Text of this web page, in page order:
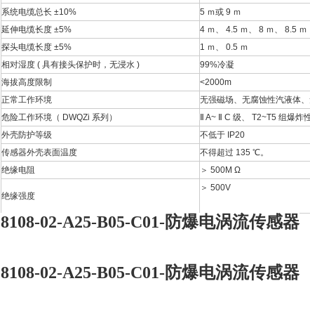
系统电缆总长 ±10%
5 ｍ或 9 ｍ
延伸电缆长度 ±5%
4 ｍ、 4.5 ｍ、 8 ｍ、 8.5 ｍ
探头电缆长度 ±5%
1 ｍ、 0.5 ｍ
相对湿度 ( 具有接头保护时，无浸水 )
99%冷凝
海拔高度限制
<2000m
正常工作环境
无强磁场、无腐蚀性汽液体
危险工作环境（ DWQZi 系列）
Ⅱ A~ Ⅱ C 级、 T2~T5 组爆
外壳防护等级
不低于 IP20
传感器外壳表面温度
不得超过 135 ℃。
绝缘电阻
＞ 500M Ω
绝缘强度
＞ 500V
8108-02-A25-B05-C01-防爆电涡流传感器
8108-02-A25-B05-C01-防爆电涡流传感器